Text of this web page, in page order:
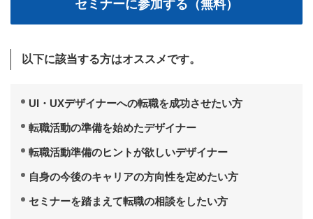
以下に該当する方はオススメです。
UI・UXデザイナーへの転職を成功させたい方
転職活動の準備を始めたデザイナー
転職活動準備のヒントが欲しいデザイナー
自身の今後のキャリアの方向性を定めたい方
セミナーを踏まえて転職の相談をしたい方